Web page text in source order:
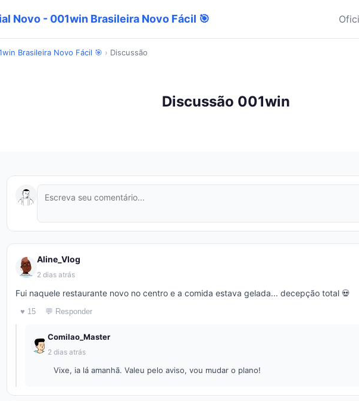
Novo - 001win Brasileira Novo Fácil 🎯
Brasileira Novo Fácil 🎯 › Discussão
Discussão 001win
Aline_Vlog
2 dias atrás
Fui naquele restaurante novo no centro e a comida estava gelada... decepção total 💀
♥ 15 💬 Responder
Comilao_Master
2 dias atrás
Vixe, ia lá amanhã. Valeu pelo aviso, vou mudar o plano!